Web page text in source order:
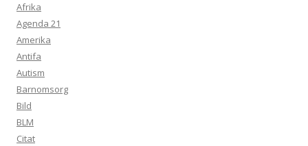
Afrika
Agenda 21
Amerika
Antifa
Autism
Barnomsorg
Bild
BLM
Citat